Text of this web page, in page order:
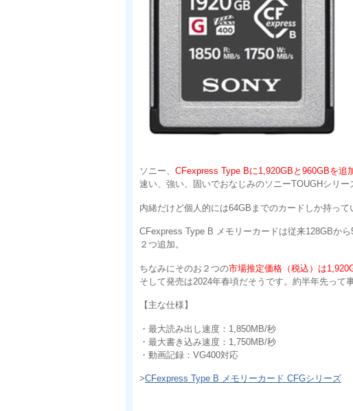
ソニー、 CFexpress Type Bに1,920GBと960GBを追
速い、強い、固いでおなじみのソニーTOUGHシリー
内緒だけど個人的には64GBまでのカードしか持って
CFexpress Type B メモリーカードは従来128GBか
２つ追加。
ちなみにそのお２つの市場推定価格（税込）は
そして発売は2024年春頃だそうです。約半年先って
【主な仕様】
・最大読み出し速度：1,850MB/秒
・最大書き込み速度：1,750MB/秒
・動画記録：VG400対応
>CFexpress Type B メモリーカード CFGシリーズ